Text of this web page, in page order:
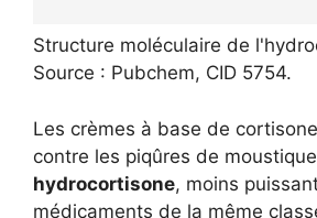
Structure moléculaire de
Source : Pubchem, CID 5754.
Les crèmes à base de
contre les piqûres de
hydrocortisone, moins
médicaments de la même